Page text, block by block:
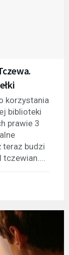
korzystania
biblioteki
prawie 3
budzi
tczewian....